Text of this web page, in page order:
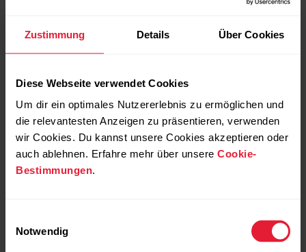
Zustimmung Details Über Cookies
Diese Webseite verwendet Cookies
Um dir ein optimales Nutzererlebnis zu ermöglichen und
die relevantesten Anzeigen zu präsentieren, verwenden
wir Cookies. Du kannst unsere Cookies akzeptieren oder
auch ablehnen. Erfahre mehr über unsere Cookie-
Bestimmungen.
Notwendig